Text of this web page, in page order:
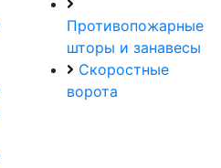
Противопожарные
шторы и занавесы
Скоростные
ворота